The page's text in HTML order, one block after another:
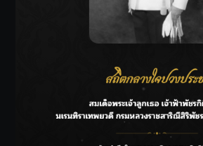
SIAMRATH
THE BEST